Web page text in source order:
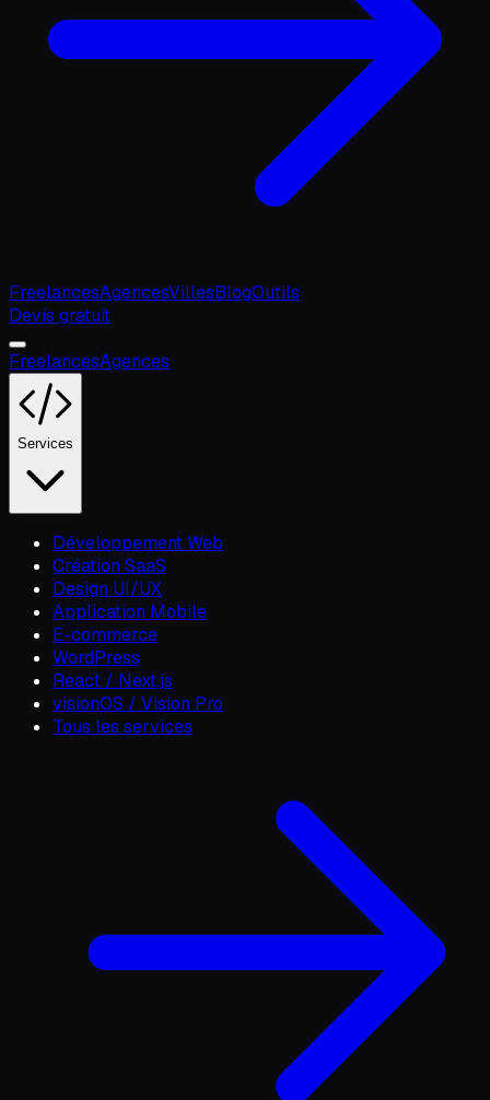
FreelancesAgencesVillesBlogOutils
Devis gratuit
FreelancesAgences
Services
Développement Web
Création SaaS
Design UI/UX
Application Mobile
E-commerce
WordPress
React / Next.js
visionOS / Vision Pro
Tous les services